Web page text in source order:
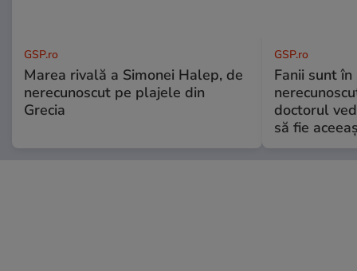
GSP.ro
Marea rivală a Simonei Halep, de
nerecunoscut pe plajele din
Grecia
GSP.ro
Fanii sunt în
doctorul
să fie